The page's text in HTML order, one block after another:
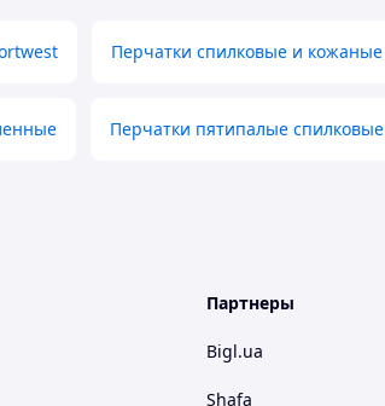
Перчатки спилковые и кожаные
Перчатки пятипалые спилковые
Партнеры
Bigl.ua
Shafa